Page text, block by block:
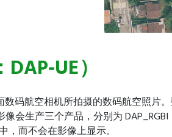
UE）
码航空相机所拍摄的数码航空照片
生产三个产品，分别为 DAP_RGBI
，而不会在影像上显示。